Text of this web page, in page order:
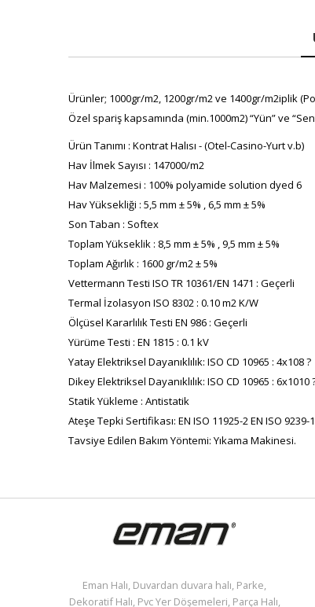
Ürünler; 1000gr/m2, 1200gr/m2 ve 1400gr/m2iplik
Özel spariş kapsamında (min.1000m2) “Yün” ve
Ürün Tanımı : Kontrat Halısı - (Otel-Casino-Yurt v.b)
Hav İlmek Sayısı : 147000/m2
Hav Malzemesi : 100% polyamide solution dyed 6
Hav Yüksekliği : 5,5 mm ± 5% , 6,5 mm ± 5%
Son Taban : Softex
Toplam Yükseklik : 8,5 mm ± 5% , 9,5 mm ± 5%
Toplam Ağırlık : 1600 gr/m2 ± 5%
Vettermann Testi ISO TR 10361/EN 1471 : Geçerli
Termal İzolasyon ISO 8302 : 0.10 m2 K/W
Ölçüsel Kararlılık Testi EN 986 : Geçerli
Yürüme Testi : EN 1815 : 0.1 kV
Yatay Elektriksel Dayanıklılık: ISO CD 10965 : 4x108 ?
Dikey Elektriksel Dayanıklılık: ISO CD 10965 : 6x1010
Statik Yükleme : Antistatik
Ateşe Tepki Sertifikası: EN ISO 11925-2 EN ISO 9239-1
Tavsiye Edilen Bakım Yöntemi: Yıkama Makinesi.
Eman Halı, Duvardan duvara halı, Parke,
Dekoratif Halı, Pvc Yer Döşemeleri, Parça Halı,